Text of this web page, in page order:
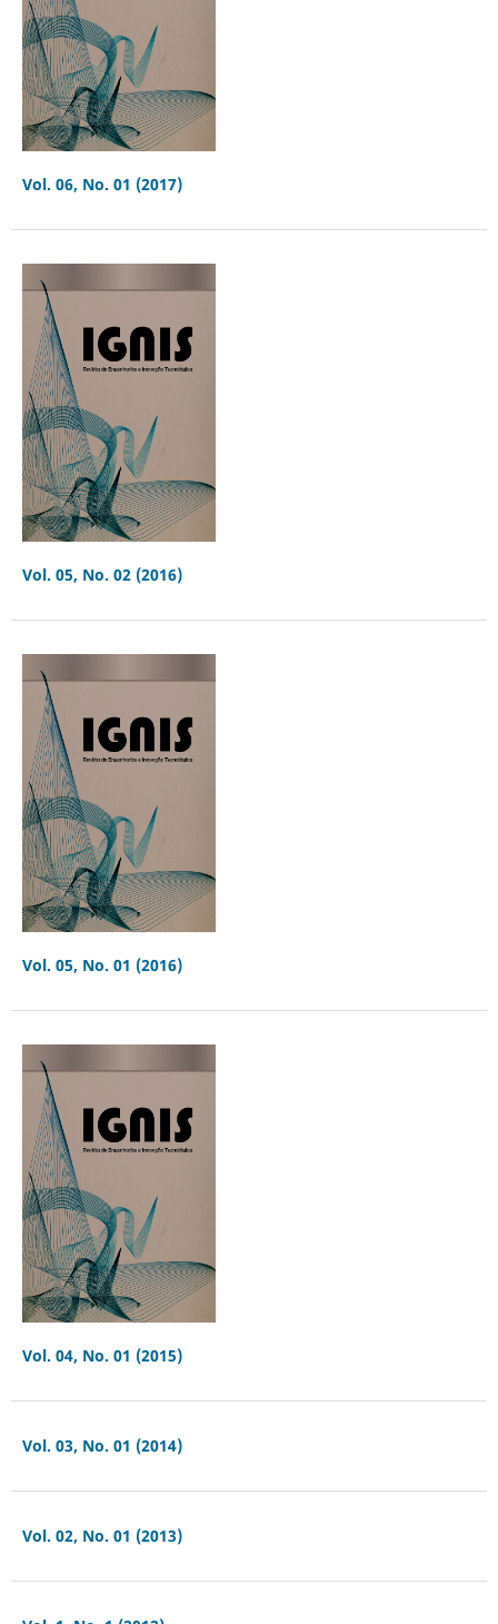
Vol. 06, No. 01 (2017)
Vol. 05, No. 02 (2016)
Vol. 05, No. 01 (2016)
Vol. 04, No. 01 (2015)
Vol. 03, No. 01 (2014)
Vol. 02, No. 01 (2013)